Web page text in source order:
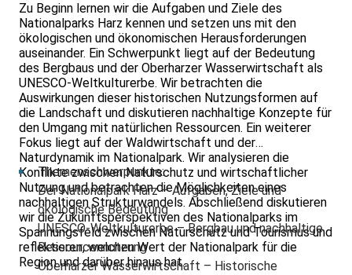
Zu Beginn lernen wir die Aufgaben und Ziele des
Nationalparks Harz kennen und setzen uns mit den
ökologischen und ökonomischen Herausforderungen
auseinander. Ein Schwerpunkt liegt auf der Bedeutung
des Bergbaus und der Oberharzer Wasserwirtschaft als
UNESCO-Weltkulturerbe. Wir betrachten die
Auswirkungen dieser historischen Nutzungsformen auf
die Landschaft und diskutieren nachhaltige Konzepte für
den Umgang mit natürlichen Ressourcen. Ein weiterer
Fokus liegt auf der Waldwirtschaft und der
Naturdynamik im Nationalpark. Wir analysieren die
Konflikte zwischen Naturschutz und wirtschaftlicher
Nutzung und betrachten die Möglichkeiten eines
nachhaltigen Strukturwandels. Abschließend diskutieren
wir die Zukunftsperspektiven des Nationalparks im
Spannungsfeld zwischen Naturschutz und Tourismus und
reflektieren, welchen Wert der Nationalpark für die
Region und darüber hinaus hat.
Themenschwerpunkte:
Der Nationalpark Harz – Aufgaben, Ziele und
ökologische Bedeutung
UNESCO-Weltkulturerbe – Bergbau und nachhaltige
Ressourcennutzung
Oberharzer Wasserwirtschaft – Historische